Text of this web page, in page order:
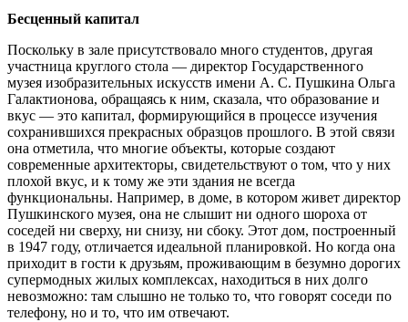
Бесценный капитал
Поскольку в зале присутствовало много студентов, другая
участница круглого стола — директор Государственного
музея изобразительных искусств имени А. С. Пушкина Ольга
Галактионова, обращаясь к ним, сказала, что образование и
вкус — это капитал, формирующийся в процессе изучения
сохранившихся прекрасных образцов прошлого. В этой связи
она отметила, что многие объекты, которые создают
современные архитекторы, свидетельствуют о том, что у них
плохой вкус, и к тому же эти здания не всегда
функциональны. Например, в доме, в котором живет директор
Пушкинского музея, она не слышит ни одного шороха от
соседей ни сверху, ни снизу, ни сбоку. Этот дом, построенный
в 1947 году, отличается идеальной планировкой. Но когда она
приходит в гости к друзьям, проживающим в безумно дорогих
супермодных жилых комплексах, находиться в них долго
невозможно: там слышно не только то, что говорят соседи по
телефону, но и то, что им отвечают.